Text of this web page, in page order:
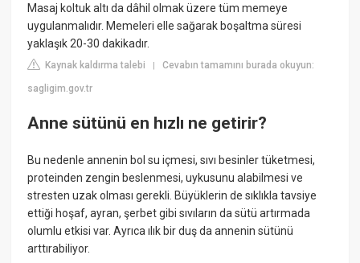
Masaj koltuk altı da dâhil olmak üzere tüm memeye
uygulanmalıdır. Memeleri elle sağarak boşaltma süresi
yaklaşık 20-30 dakikadır.
Kaynak kaldırma talebi |Cevabın tamamını burada okuyun:
sagligim.gov.tr
Anne sütünü en hızlı ne getirir?
Bu nedenle annenin bol su içmesi, sıvı besinler tüketmesi,
proteinden zengin beslenmesi, uykusunu alabilmesi ve
stresten uzak olması gerekli. Büyüklerin de sıklıkla tavsiye
ettiği hoşaf, ayran, şerbet gibi sıvıların da sütü artırmada
olumlu etkisi var. Ayrıca ılık bir duş da annenin sütünü
arttırabiliyor.